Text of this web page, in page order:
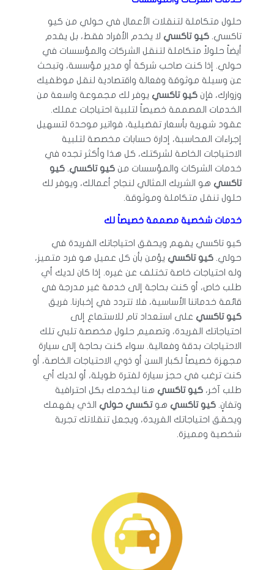
حلول متكاملة لتنقلات الأعمال في حولي من كيو
تاكسي. كيو تاكسي لا يخدم الأفراد فقط، بل يقدم
أيضاً حلولاً متكاملة لتنقل الشركات والمؤسسات في
حولي. إذا كنت صاحب شركة أو مدير مؤسسة، وتبحث
عن وسيلة موثوقة وفعالة واقتصادية لنقل موظفيك
وزوارك، فإن كيو تاكسي يوفر لك مجموعة واسعة من
الخدمات المصممة خصيصاً لتلبية احتياجات عملك.
عقود شهرية بأسعار تفضيلية، فواتير موحدة لتسهيل
إجراءات المحاسبة، إدارة حسابات مخصصة لتلبية
الاحتياجات الخاصة لشركتك، كل هذا وأكثر تجده في
خدمات الشركات والمؤسسات من كيو تاكسي. كيو
تاكسي هو الشريك المثالي لنجاح أعمالك، ويوفر لك
حلول تنقل متكاملة وموثوقة.
خدمات شخصية مصممة خصيصاً لك
كيو تاكسي يفهم ويحقق احتياجاتك الفريدة في
حولي. كيو تاكسي يؤمن بأن كل عميل هو فرد متميز،
وله احتياجات خاصة تختلف عن غيره. إذا كان لديك أي
طلب خاص، أو كنت بحاجة إلى خدمة غير مدرجة في
قائمة خدماتنا الأساسية، فلا تتردد في إخبارنا. فريق
كيو تاكسي على استعداد تام للاستماع إلى
احتياجاتك الفريدة، وتصميم حلول مخصصة تلبي تلك
الاحتياجات بدقة وفعالية. سواء كنت بحاجة إلى سيارة
مجهزة خصيصاً لكبار السن أو ذوي الاحتياجات الخاصة، أو
كنت ترغب في حجز سيارة لفترة طويلة، أو لديك أي
طلب آخر، كيو تاكسي هنا ليخدمك بكل احترافية
وتفانٍ. كيو تاكسي هوتكسي حولي الذي يفهمك
ويحقق احتياجاتك الفريدة، ويجعل تنقلاتك تجربة
شخصية ومميزة.